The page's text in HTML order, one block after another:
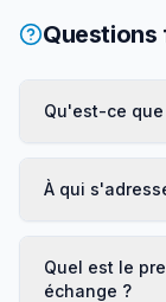
Questions
Qu'est-ce que
À qui
Quel est le
échange ?